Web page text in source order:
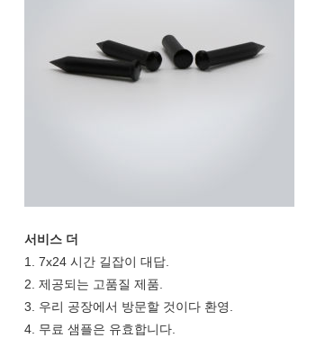
서비스 더
1. 7x24 시간 길잡이 대답.
2. 제공되는 고품질 제품.
3. 우리 공장에서 방문할 것이다 환영.
4. 무료 샘플은 유효합니다.